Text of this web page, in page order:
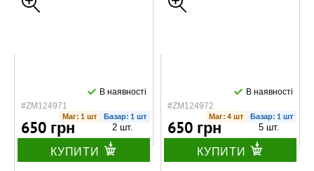
#ZM124971
В наявності
Маг: 1 шт Базар: 1 шт
650 грн 2 шт.
КУПИТИ
#ZM124972
В наявності
Маг: 4 шт Базар: 1 шт
650 грн 5 шт.
КУПИТИ